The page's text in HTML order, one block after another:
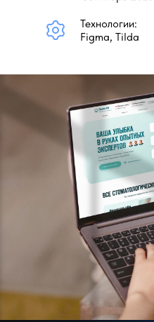
Технологии:
Figma, Tilda